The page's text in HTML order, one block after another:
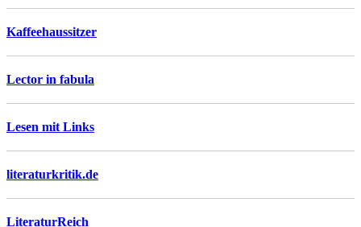
Kaffeehaussitzer
Lector in fabula
Lesen mit Links
literaturkritik.de
LiteraturReich